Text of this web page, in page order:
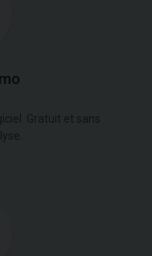
Gratuit et sans